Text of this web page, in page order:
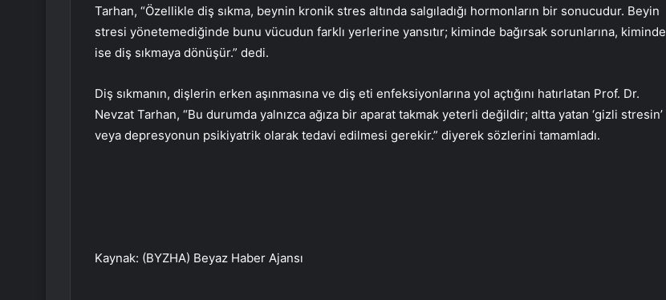
Tarhan, “Özellikle diş sıkma, beynin kronik stres altında salgıladığı hormonların bir sonucudur. Beyin
stresi yönetemediğinde bunu vücudun farklı yerlerine yansıtır; kiminde bağırsak sorunlarına, kiminde
ise diş sıkmaya dönüşür.” dedi.
Diş sıkmanın, dişlerin erken aşınmasına ve diş eti enfeksiyonlarına yol açtığını hatırlatan Prof. Dr.
Nevzat Tarhan, “Bu durumda yalnızca ağıza bir aparat takmak yeterli değildir; altta yatan ‘gizli stresin’
veya depresyonun psikiyatrik olarak tedavi edilmesi gerekir.” diyerek sözlerini tamamladı.
Kaynak: (BYZHA) Beyaz Haber Ajansı